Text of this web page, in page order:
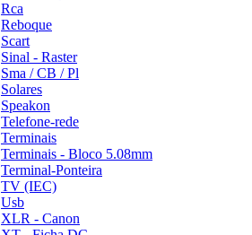
Rca
Reboque
Scart
Sinal - Raster
Sma / CB / Pl
Solares
Speakon
Telefone-rede
Terminais
Terminais - Bloco 5.08mm
Terminal-Ponteira
TV (IEC)
Usb
XLR - Canon